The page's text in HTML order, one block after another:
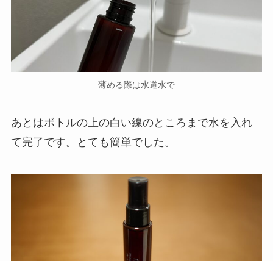
薄める際は水道水で
あとはボトルの上の白い線のところまで水を入れ
て完了です。とても簡単でした。